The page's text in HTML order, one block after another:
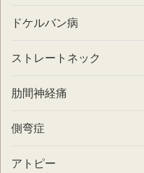
ドケルバン病
ストレートネック
肋間神経痛
側弯症
アトピー